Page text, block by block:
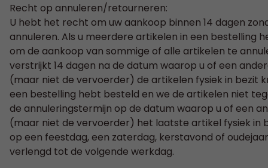
Recht op annuleren/retourneren:
U hebt het recht om uw aankoop binnen 14 dagen
annuleren. Als u meerdere artikelen in een bestelling
om de aankoop van sommige of alle artikelen te
verstrijkt 14 dagen na de datum waarop u of een
(maar niet de vervoerder) de artikelen fysiek in bezit
een bestelling hebt besteld en we de artikelen niet
de annuleringstermijn op de datum waarop u of een
(maar niet de vervoerder) het laatste artikel fysiek in
op een feestdag, een zaterdag, kerstavond of
verlengd tot de volgende werkdag.